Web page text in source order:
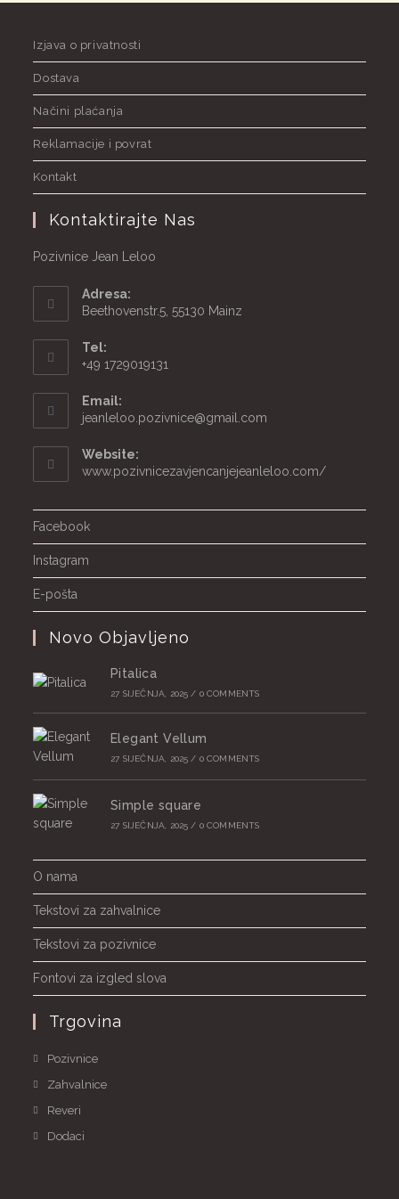
Izjava o privatnosti
Dostava
Načini plaćanja
Reklamacije i povrat
Kontakt
Kontaktirajte Nas
Pozivnice Jean Leloo
Adresa:
Beethovenstr.5, 55130 Mainz
Tel:
+49 1729019131
Email:
jeanleloo.pozivnice@gmail.com
application
Website:
www.pozivnicezavjencanjejeanleloo.com/
Facebook
Instagram
E-pošta
Novo Objavljeno
Pitalica
27 SIJEČNJA, 2025 / 0 COMMENTS
Elegant Vellum
27 SIJEČNJA, 2025 / 0 COMMENTS
Simple square
27 SIJEČNJA, 2025 / 0 COMMENTS
O nama
Tekstovi za zahvalnice
Tekstovi za pozivnice
Fontovi za izgled slova
Trgovina
Pozivnice
Zahvalnice
Reveri
Dodaci